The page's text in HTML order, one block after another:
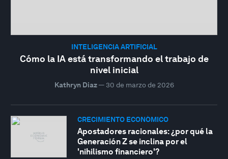
INTELIGENCIA ARTIFICIAL
Cómo la IA está transformando el trabajo de
nivel inicial
Kathryn Diaz— 30 de marzo de 2026
CRECIMIENTO ECONÓMICO
Apostadores racionales: ¿por qué la
Generación Z se inclina por el
'nihilismo financiero'?